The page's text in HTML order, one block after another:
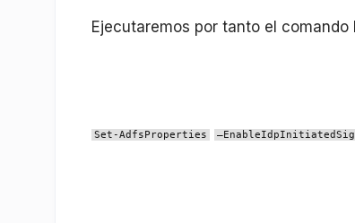
Ejecutaremos por tanto el
Set-AdfsProperties